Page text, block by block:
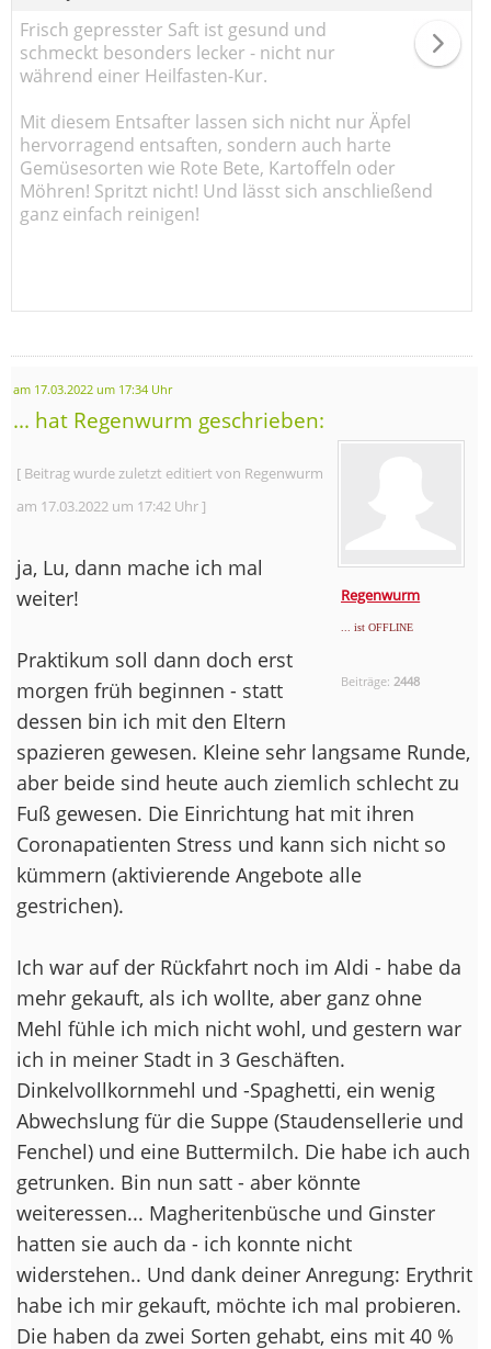
Frisch gepresster Saft ist gesund und
schmeckt besonders lecker - nicht nur
während einer Heilfasten-Kur.
Mit diesem Entsafter lassen sich nicht nur Äpfel
hervorragend entsaften, sondern auch harte
Gemüsesorten wie Rote Bete, Kartoffeln oder
Möhren! Spritzt nicht! Und lässt sich anschließend
ganz einfach reinigen!
am 17.03.2022 um 17:34 Uhr
... hat Regenwurm geschrieben:
Regenwurm
... ist OFFLINE
Beiträge: 2448
[ Beitrag wurde zuletzt editiert von Regenwurm
am 17.03.2022 um 17:42 Uhr ]
ja, Lu, dann mache ich mal
weiter!
Praktikum soll dann doch erst
morgen früh beginnen - statt
dessen bin ich mit den Eltern
spazieren gewesen. Kleine sehr langsame Runde,
aber beide sind heute auch ziemlich schlecht zu
Fuß gewesen. Die Einrichtung hat mit ihren
Coronapatienten Stress und kann sich nicht so
kümmern (aktivierende Angebote alle
gestrichen).
Ich war auf der Rückfahrt noch im Aldi - habe da
mehr gekauft, als ich wollte, aber ganz ohne
Mehl fühle ich mich nicht wohl, und gestern war
ich in meiner Stadt in 3 Geschäften.
Dinkelvollkornmehl und -Spaghetti, ein wenig
Abwechslung für die Suppe (Staudensellerie und
Fenchel) und eine Buttermilch. Die habe ich auch
getrunken. Bin nun satt - aber könnte
weiteressen... Magheritenbüsche und Ginster
hatten sie auch da - ich konnte nicht
widerstehen.. Und dank deiner Anregung: Erythrit
habe ich mir gekauft, möchte ich mal probieren.
Die haben da zwei Sorten gehabt, eins mit 40 %